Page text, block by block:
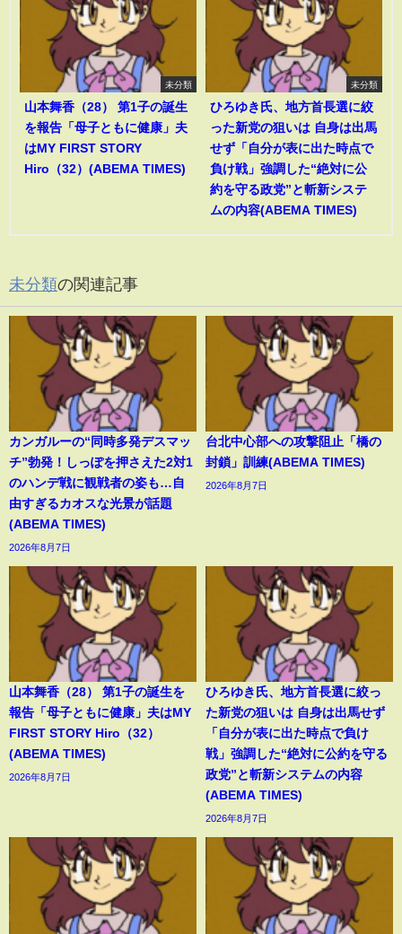
未分類
山本舞香（28） 第1子の誕生
を報告「母子ともに健康」夫
はMY FIRST STORY
Hiro（32）(ABEMA TIMES)
未分類
ひろゆき氏、地方首長選に絞
った新党の狙いは 自身は出馬
せず「自分が表に出た時点で
負け戦」強調した“絶対に公
約を守る政党”と斬新システ
ムの内容(ABEMA TIMES)
未分類の関連記事
カンガルーの“同時多発デスマッ
チ”勃発！しっぽを押さえた2対1
のハンデ戦に観戦者の姿も…自
由すぎるカオスな光景が話題
(ABEMA TIMES)
2026年8月7日
台北中心部への攻撃阻止「橋の
封鎖」訓練(ABEMA TIMES)
2026年8月7日
山本舞香（28） 第1子の誕生を
報告「母子ともに健康」夫はMY
FIRST STORY Hiro（32）
(ABEMA TIMES)
2026年8月7日
ひろゆき氏、地方首長選に絞っ
た新党の狙いは 自身は出馬せず
「自分が表に出た時点で負け
戦」強調した“絶対に公約を守る
政党”と斬新システムの内容
(ABEMA TIMES)
2026年8月7日